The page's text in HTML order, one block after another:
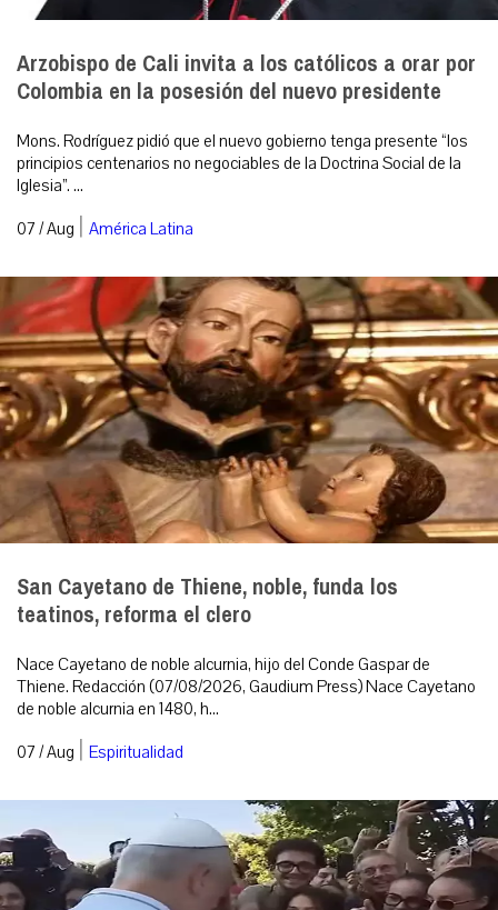
Arzobispo de Cali invita a los católicos a orar por
Colombia en la posesión del nuevo presidente
Mons. Rodríguez pidió que el nuevo gobierno tenga presente “los
principios centenarios no negociables de la Doctrina Social de la
Iglesia”. ...
07 / Aug | América Latina
San Cayetano de Thiene, noble, funda los
teatinos, reforma el clero
Nace Cayetano de noble alcurnia, hijo del Conde Gaspar de
Thiene. Redacción (07/08/2026, Gaudium Press) Nace Cayetano
de noble alcurnia en 1480, h...
07 / Aug | Espiritualidad